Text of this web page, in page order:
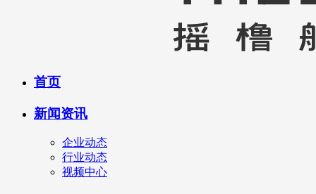
首页
新闻资讯
企业动态
行业动态
视频中心